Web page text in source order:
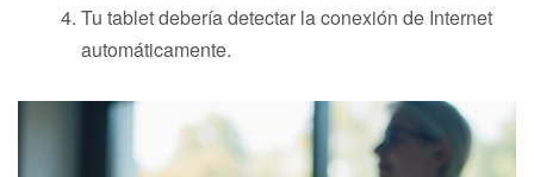
Tu tablet debería detectar la conexión de Internet
automáticamente.